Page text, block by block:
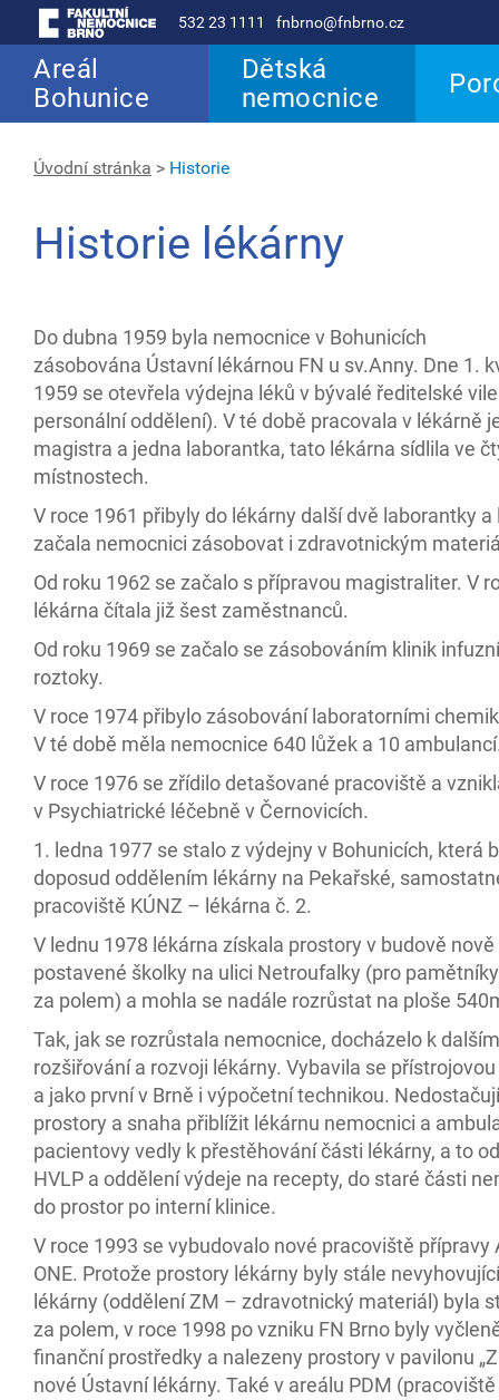
532 23 1111 fnbrno@fnbrno.cz
Areál
Bohunice
Dětská
nemocnice
Úvodní stránka > Historie
Historie lékárny
Do dubna 1959 byla nemocnice v Bohunicích
zásobována Ústavní lékárnou FN u sv.Anny. Dne 1.
1959 se otevřela výdejna léků v bývalé ředitelské
personální oddělení). V té době pracovala v lékárně
magistra a jedna laborantka, tato lékárna sídlila ve
místnostech.
V roce 1961 přibyly do lékárny další dvě laborantky a
začala nemocnici zásobovat i zdravotnickým
Od roku 1962 se začalo s přípravou magistraliter. V
lékárna čítala již šest zaměstnanců.
Od roku 1969 se začalo se zásobováním klinik
roztoky.
V roce 1974 přibylo zásobování laboratorními
V té době měla nemocnice 640 lůžek a 10
V roce 1976 se zřídilo detašované pracoviště a
v Psychiatrické léčebně v Černovicích.
1. ledna 1977 se stalo z výdejny v Bohunicích, která
doposud oddělením lékárny na Pekařské,
pracoviště KÚNZ – lékárna č. 2.
V lednu 1978 lékárna získala prostory v budově nově
postavené školky na ulici Netroufalky (pro pamětníky
za polem) a mohla se nadále rozrůstat na ploše
Tak, jak se rozrůstala nemocnice, docházelo k
rozšiřování a rozvoji lékárny. Vybavila se
a jako první v Brně i výpočetní technikou.
prostory a snaha přiblížit lékárnu nemocnici a
pacientovy vedly k přestěhování části lékárny, a to
HVLP a oddělení výdeje na recepty, do staré části
do prostor po interní klinice.
V roce 1993 se vybudovalo nové pracoviště přípravy
ONE. Protože prostory lékárny byly stále
lékárny (oddělení ZM – zdravotnický materiál) byla
za polem, v roce 1998 po vzniku FN Brno byly
finanční prostředky a nalezeny prostory v pavilonu
nové Ústavní lékárny. Také v areálu PDM